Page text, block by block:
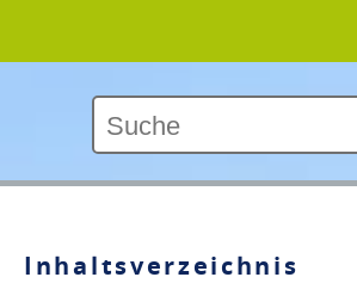
Inhaltsverzeichnis